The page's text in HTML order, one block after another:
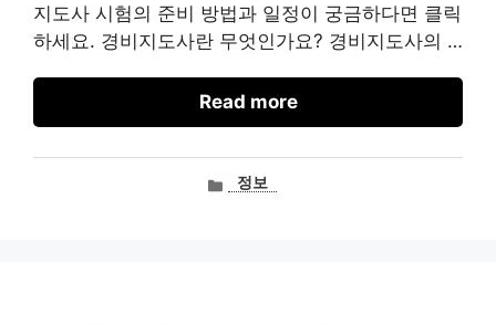
지도사 시험의 준비 방법과 일정이 궁금하다면 클릭
하세요. 경비지도사란 무엇인가요? 경비지도사의 …
Read more
카정보